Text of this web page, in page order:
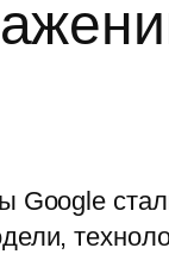
Google